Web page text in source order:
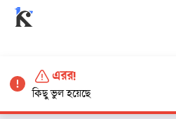
এরর!
কিছু ভুল হয়েছে